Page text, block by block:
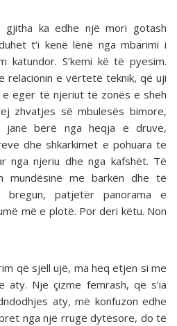
ka edhe një mori gotash
t’i kenë lënë nga mbarimi i
katundor. S’kemi kë të pyesim.
relacionin e vërtetë teknik, që uji
egër të njeriut të zonës e sheh
zhvatjes së mbulesës bimore,
bërë nga heqja e druve,
dhe shkarkimet e pohuara të
nga njeriu dhe nga kafshët. Të
mundësinë me barkën dhe të
patjetër panorama e
më e plotë. Por deri këtu. Non
që sjell ujë, ma heq etjen si me
aty. Një çizme femrash, që s’ia
aty, më konfuzon edhe
nga një rrugë dytësore, do të